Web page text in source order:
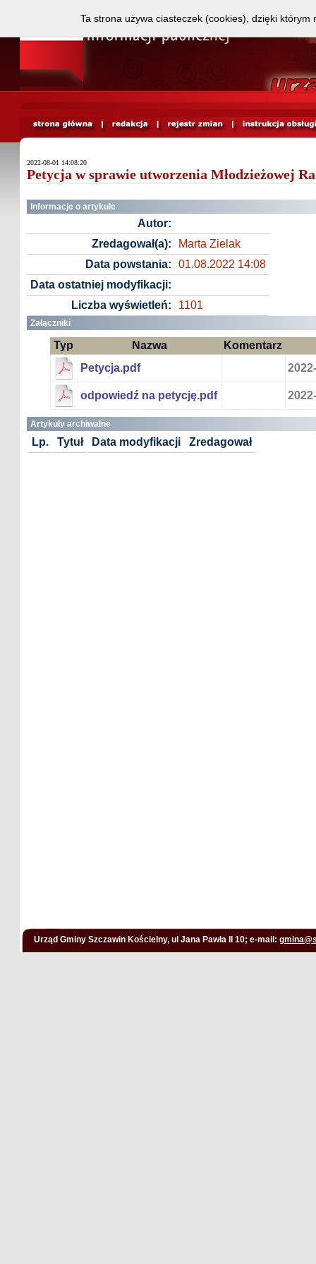
2022-08-01 14:08:20
Petycja w sprawie utworzenia Młodzieżowej
Informacje o artykule
Autor:
Zredagował(a):
Marta Zielak
Data powstania:
01.08.2022 14:08
Data ostatniej modyfikacji:
Liczba wyświetleń:
1101
Załączniki
Typ Nazwa
Komentarz
Petycja.pdf
odpowiedź na petycję.pdf
Artykuły archiwalne
Lp. Tytuł Data modyfikacji Zredagował
Urząd Gminy Szczawin Kościelny, ul Jana Pawła II 10; e-mail:
Ta strona używa ciasteczek (cookies), dzięki którym